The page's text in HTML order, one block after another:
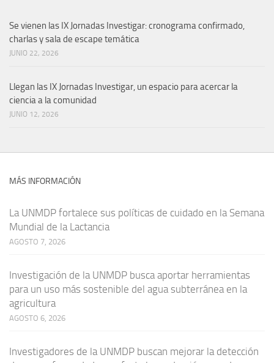
Se vienen las IX Jornadas Investigar: cronograma confirmado,
charlas y sala de escape temática
JUNIO 22, 2026
Llegan las IX Jornadas Investigar, un espacio para acercar la
ciencia a la comunidad
JUNIO 12, 2026
MÁS INFORMACIÓN
La UNMDP fortalece sus políticas de cuidado en la Semana
Mundial de la Lactancia
AGOSTO 7, 2026
Investigación de la UNMDP busca aportar herramientas
para un uso más sostenible del agua subterránea en la
agricultura
AGOSTO 6, 2026
Investigadores de la UNMDP buscan mejorar la detección